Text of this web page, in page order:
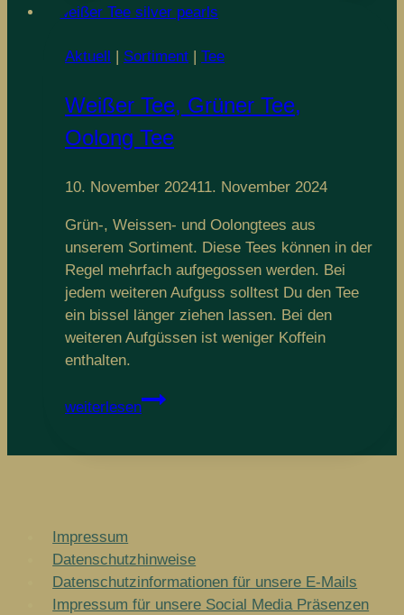
Tees
Aktuell | Sortiment | Tee
Weißer Tee, Grüner Tee,
Oolong Tee
10. November 202411. November 2024
Grün-, Weissen- und Oolongtees aus
unserem Sortiment. Diese Tees können in der
Regel mehrfach aufgegossen werden. Bei
jedem weiteren Aufguss solltest Du den Tee
ein bissel länger ziehen lassen. Bei den
weiteren Aufgüssen ist weniger Koffein
enthalten.
weiterlesen
Weißer
Tee,
Impressum
Datenschutzhinweise
Datenschutzinformationen für unsere E-Mails
Impressum für unsere Social Media Präsenzen